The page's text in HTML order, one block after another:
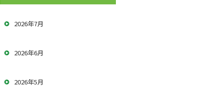
2026年7月
2026年6月
2026年5月